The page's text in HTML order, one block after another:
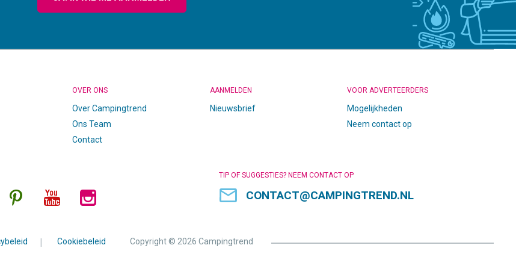
OVER ONS
Over Campingtrend
Ons Team
Contact
AANMELDEN
Nieuwsbrief
VOOR ADVERTEERDERS
Mogelijkheden
Neem contact op
TIP OF SUGGESTIES? NEEM CONTACT OP
CONTACT@CAMPINGTREND.NL
| Cookiebeleid Copyright © 2026 Campingtrend